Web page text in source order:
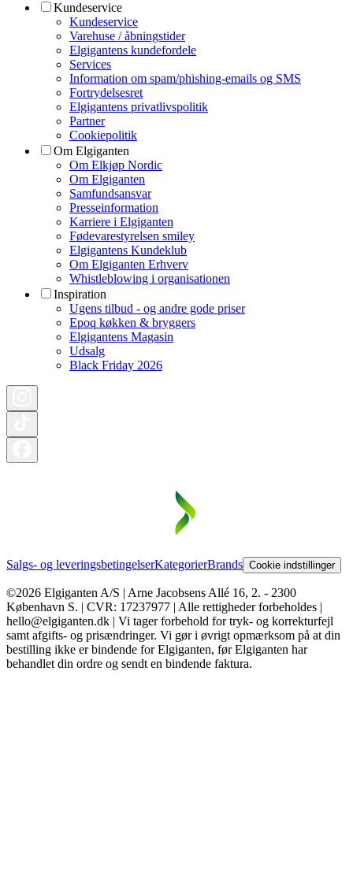
Kundeservice
Kundeservice
Varehuse / åbningstider
Elgigantens kundefordele
Services
Information om spam/phishing-emails og SMS
Fortrydelsesret
Elgigantens privatlivspolitik
Partner
Cookiepolitik
Om Elgiganten
Om Elkjøp Nordic
Om Elgiganten
Samfundsansvar
Presseinformation
Karriere i Elgiganten
Fødevarestyrelsen smiley
Elgigantens Kundeklub
Om Elgiganten Erhverv
Whistleblowing i organisationen
Inspiration
Ugens tilbud - og andre gode priser
Epoq køkken & bryggers
Elgigantens Magasin
Udsalg
Black Friday 2026
Salgs- og leveringsbetingelserKategorierBrands Cookie indstillinger
©2026 Elgiganten A/S | Arne Jacobsens Allé 16, 2. - 2300
København S. | CVR: 17237977 | Alle rettigheder forbeholdes |
hello@elgiganten.dk | Vi tager forbehold for tryk- og korrekturfejl
samt afgifts- og prisændringer. Vi gør i øvrigt opmærksom på at din
bestilling ikke er bindende for Elgiganten, før Elgiganten har
behandlet din ordre og sendt en bindende faktura.